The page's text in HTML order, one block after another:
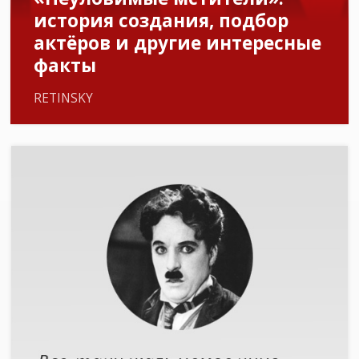
история создания, подбор
актёров и другие интересные
факты
RETINSKY